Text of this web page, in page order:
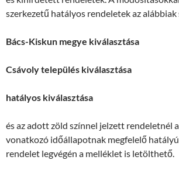
szerkezetű hatályos rendeletek az
Bács-Kiskun megye kiválasztása
Csávoly település kiválasztása
hatályos kiválasztása
és az adott zöld színnel jelzett rendeletnél
vonatkozó időállapotnak megfelelő hatályú
rendelet legvégén a melléklet is letölthető.